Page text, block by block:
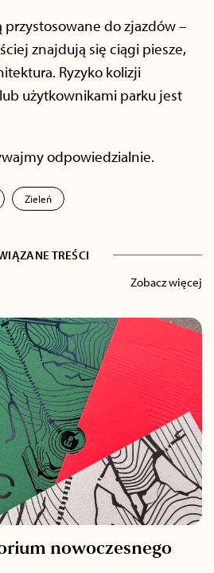
przystosowane do zjazdów –
znajdują się ciągi piesze,
Ryzyko kolizji
użytkownikami parku jest
odpowiedzialnie.
Zieleń
TREŚCI
Zobacz więcej
nowoczesnego